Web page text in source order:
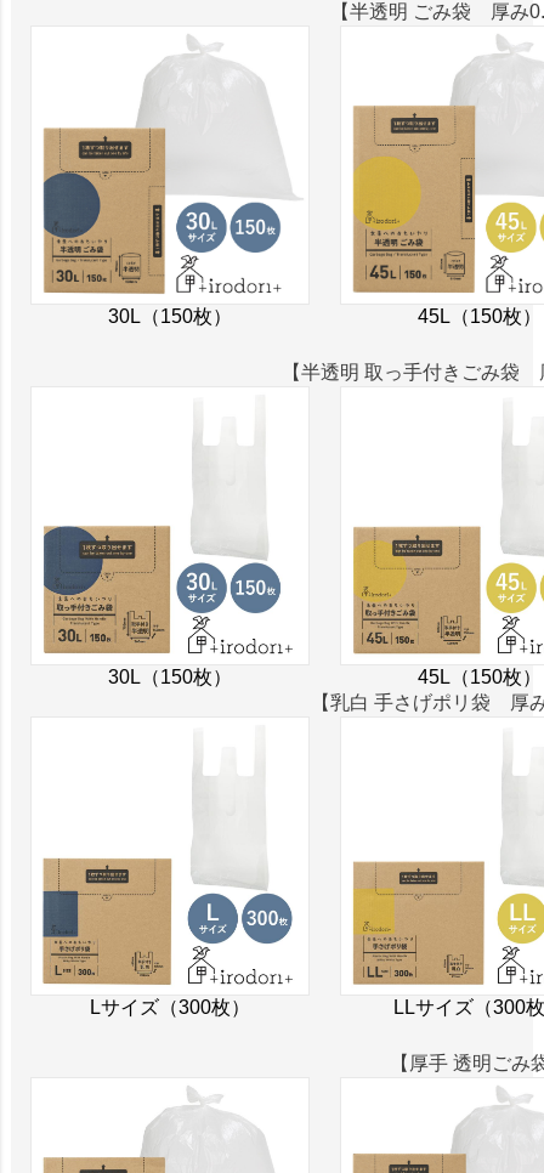
【半透明 ごみ袋 厚み
30L（150枚） 45L（150枚）
【半透明 取っ手付きごみ袋
30L（150枚）
45L（150枚）
【乳白 手さげポリ袋 厚
Lサイズ（300枚） LLサイズ（300
【厚手 透明ごみ